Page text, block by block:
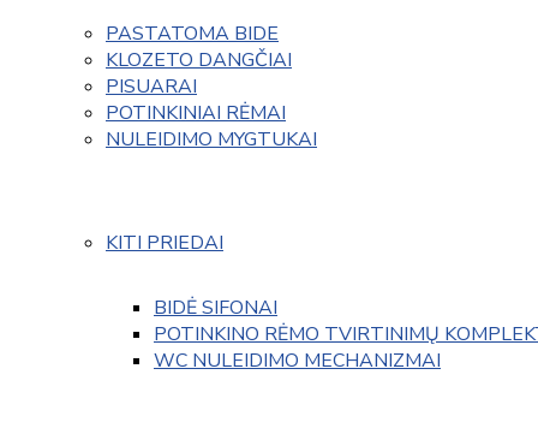
PASTATOMA BIDE
KLOZETO DANGČIAI
PISUARAI
POTINKINIAI RĖMAI
NULEIDIMO MYGTUKAI
KITI PRIEDAI
BIDĖ SIFONAI
POTINKINO RĖMO TVIRTINIMŲ
WC NULEIDIMO MECHANIZMAI